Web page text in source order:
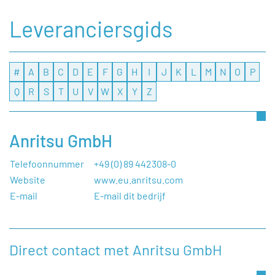
Leveranciersgids
# A B C D E F G H I J K L M N O
P
Q
R S T U V W X Y Z
Anritsu GmbH
Telefoonnummer
+49 (0) 89 442308-0
Website
www.eu.anritsu.com
E-mail
E-mail dit bedrijf
Direct contact met Anritsu GmbH